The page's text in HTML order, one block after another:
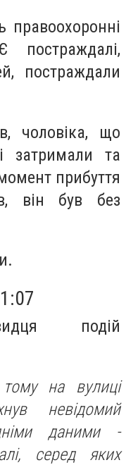
правоохоронні
постраждали
чоловіка, що
затримали та
прибуття
він був без
подій
на вулиці
невідомий
даними -
серед яких